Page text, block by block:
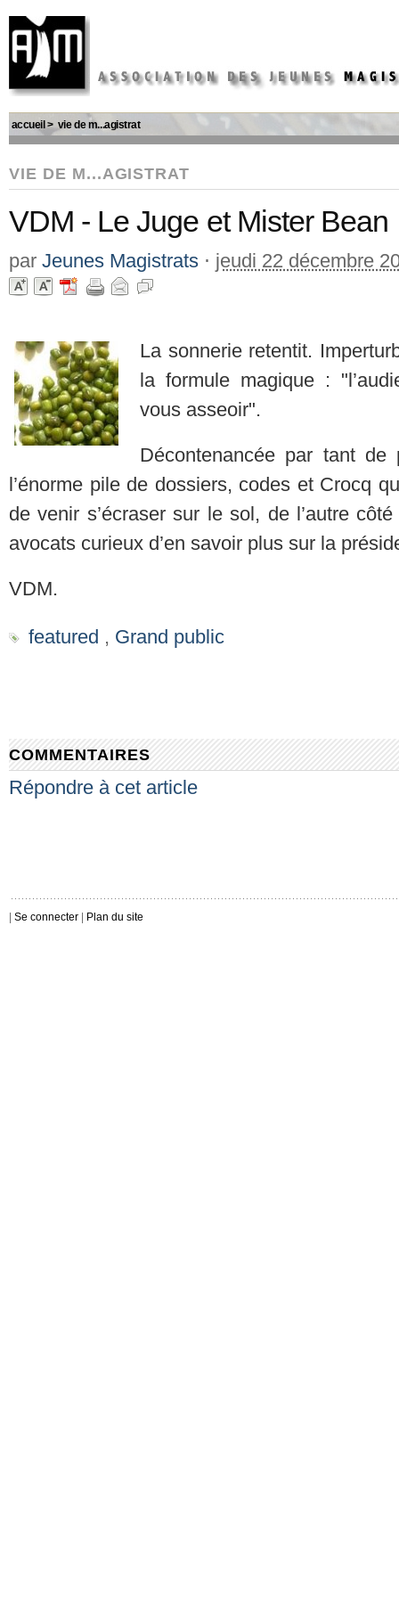
accueil > vie de m...agistrat
VIE DE M...AGISTRAT
VDM - Le Juge et Mister Bean
par Jeunes Magistrats ⋅ jeudi 22 décembre
La sonnerie retentit.
la formule magique :
vous asseoir".
Décontenancée par tant de
l’énorme pile de dossiers, codes et Crocq
de venir s’écraser sur le sol, de l’autre
avocats curieux d’en savoir plus sur la
VDM.
featured , Grand public
COMMENTAIRES
Répondre à cet article
Se connecter Plan du site